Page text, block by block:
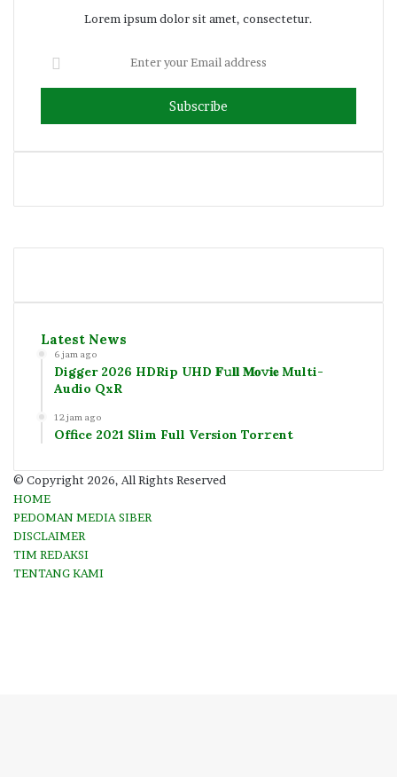
Lorem ipsum dolor sit amet, consectetur.
your
Email
Latest News
6 jam ago
Digger 2026 HDRip UHD 𝐅𝚞𝐥𝐥 𝐌𝐨𝚟𝐢𝐞 Multi-
Audio QxR
12 jam ago
Office 2021 Slim Full Version Tor𝚛ent
© Copyright 2026, All Rights Reserved
HOME
PEDOMAN MEDIA SIBER
DISCLAIMER
TIM REDAKSI
TENTANG KAMI